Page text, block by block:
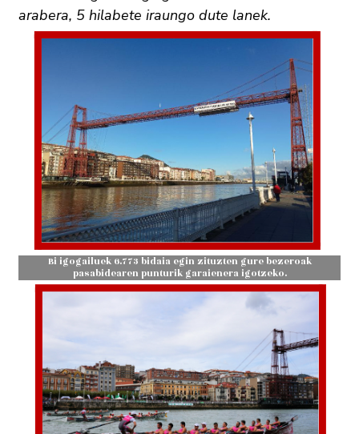
arabera, 5 hilabete iraungo dute lanek.
Bi igogailuek 6.773 bidaia egin zituzten gure bezeroak
pasabidearen punturik garaienera igotzeko.